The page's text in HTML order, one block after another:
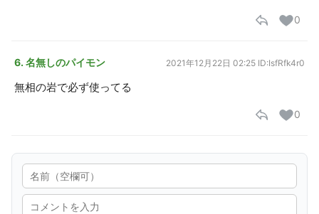
0
6. 名無しのパイモン 2021年12月22日 02:25 ID:IsfRfk4r0
無相の岩で必ず使ってる
0